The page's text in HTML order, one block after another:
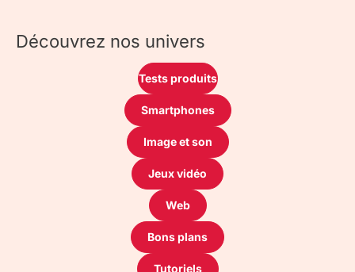
Découvrez nos univers
Tests produits
Smartphones
Image et son
Jeux vidéo
Web
Bons plans
Tutoriels